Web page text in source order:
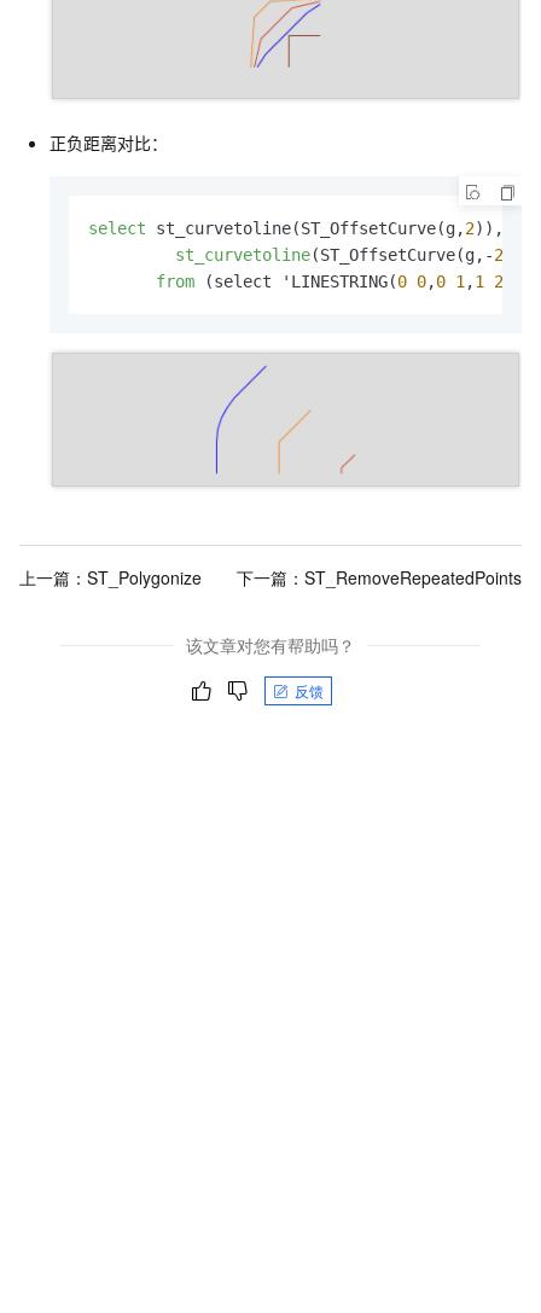
正负距离对比：
select st_curvetoline(ST_OffsetCurve(g,2)),
st_curvetoline(ST_OffsetCurve(g,-2
from (select 'LINESTRING(0 0,0 1,1 2
上一篇： ST_Polygonize 下一篇： ST_RemoveRepeatedPoints
该文章对您有帮助吗？
反馈